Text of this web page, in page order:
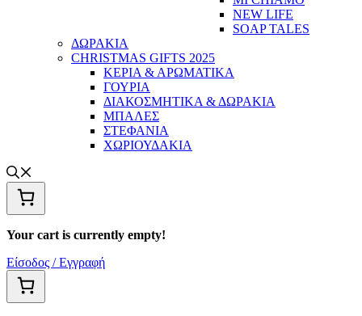
NEW LIFE
SOAP TALES
ΔΩΡΑΚΙΑ
CHRISTMAS GIFTS 2025
ΚΕΡΙΑ & ΑΡΩΜΑΤΙΚΑ
ΓΟΥΡΙΑ
ΔΙΑΚΟΣΜΗΤΙΚΑ & ΔΩΡΑΚΙΑ
ΜΠΑΛΕΣ
ΣΤΕΦΑΝΙΑ
ΧΩΡΙΟΥΔΑΚΙΑ
Your cart is currently empty!
Είσοδος / Εγγραφή